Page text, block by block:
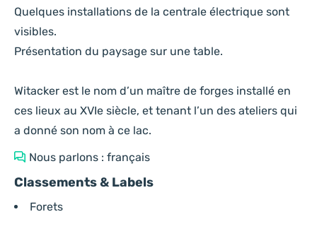
Quelques installations de la centrale électrique sont
visibles.
Présentation du paysage sur une table.
Witacker est le nom d’un maître de forges installé en
ces lieux au XVIe siècle, et tenant l’un des ateliers qui
a donné son nom à ce lac.
Nous parlons : français
Classements & Labels
Forets